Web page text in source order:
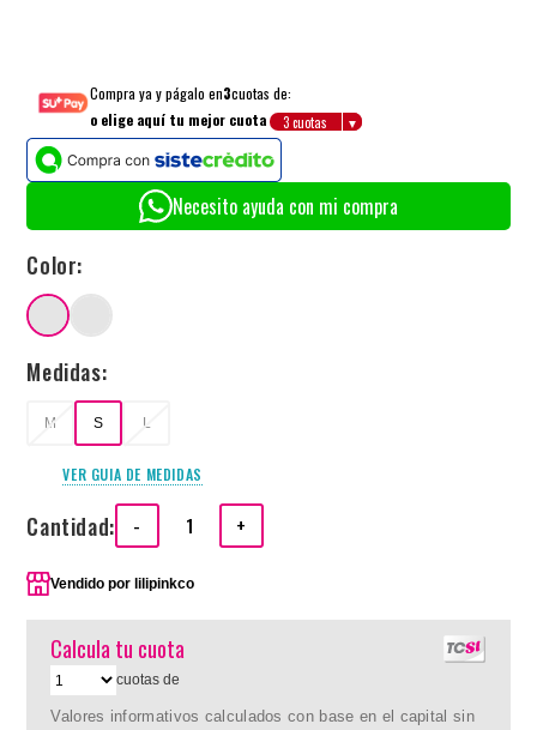
Compra ya y págalo en3cuotas de:
o elige aquí tu mejor cuota
Necesito ayuda con mi compra
Color:
Medidas:
M S L
VER GUIA DE MEDIDAS
Cantidad: - +
Vendido porlilipinkco
Calcula tu cuota
cuotas de
Valores informativos calculados con base en el capital sin